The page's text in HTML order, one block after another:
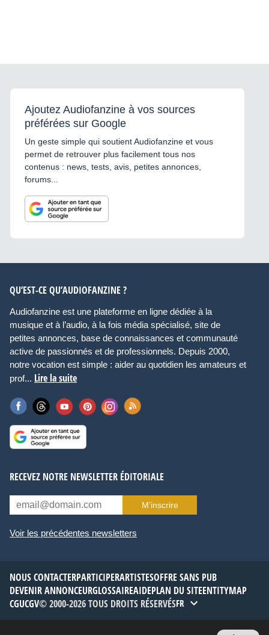
Ajoutez Audiofanzine à vos sources
préférées sur Google
Un geste simple qui soutient Audiofanzine et vous
permet de retrouver plus facilement tous nos
contenus : news, tests, avis, petites annonces,
forums...
QU’EST-CE QU’AUDIOFANZINE ?
Audiofanzine est une plateforme en ligne dédiée à la
musique et à l’audio, à la fois média spécialisé, site de
petites annonces, base de connaissances et communauté
active de passionnés et de professionnels. Depuis 2000,
notre vocation est simple : aider au quotidien les amateurs et
prof... Lire la suite
RECEVEZ NOTRE NEWSLETTER ÉDITORIALE
M’inscrire
Voir les précédentes newsletters
NOUS CONTACTERPARTICIPERARTISTESOFFRE SANS PUB
DEVENIR ANNONCEURGLOSSAIREAIDEPLAN DU SITEENTITYMAP
CGUCGV© 2000-2026 TOUS DROITS RÉSERVÉSFR